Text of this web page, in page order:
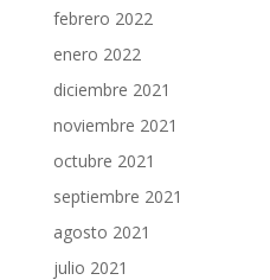
febrero 2022
enero 2022
diciembre 2021
noviembre 2021
octubre 2021
septiembre 2021
agosto 2021
julio 2021